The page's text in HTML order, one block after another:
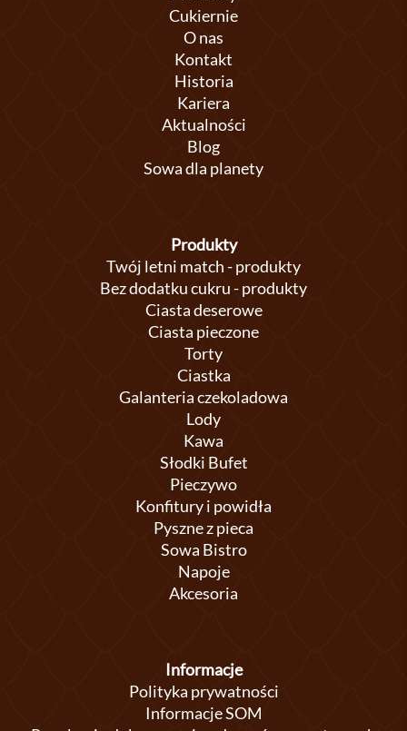
Cukiernie
O nas
Kontakt
Historia
Kariera
Aktualności
Blog
Sowa dla planety
Produkty
Twój letni match - produkty
Bez dodatku cukru - produkty
Ciasta deserowe
Ciasta pieczone
Torty
Ciastka
Galanteria czekoladowa
Lody
Kawa
Słodki Bufet
Pieczywo
Konfitury i powidła
Pyszne z pieca
Sowa Bistro
Napoje
Akcesoria
Informacje
Polityka prywatności
Informacje SOM